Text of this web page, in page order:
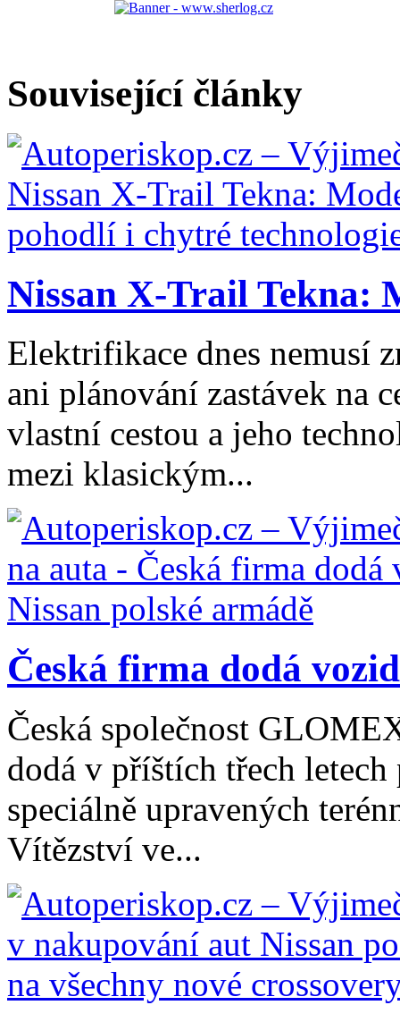
Související články
Nissan X-Trail Tekna:
Elektrifikace dnes nemusí
ani plánování zastávek na
vlastní cestou a jeho
mezi klasickým...
Česká firma dodá
Česká společnost
dodá v příštích třech
speciálně upravených
Vítězství ve...